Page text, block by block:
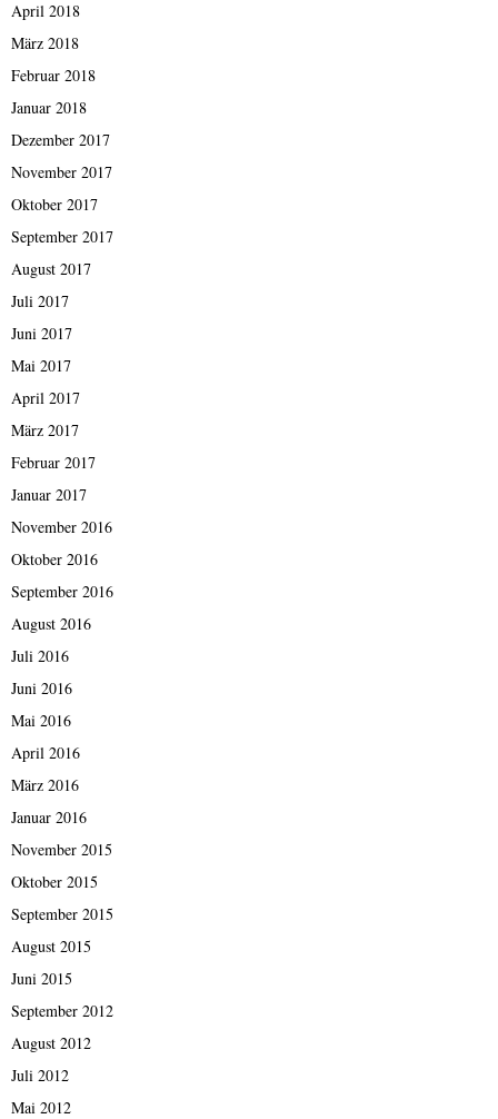
April 2018
März 2018
Februar 2018
Januar 2018
Dezember 2017
November 2017
Oktober 2017
September 2017
August 2017
Juli 2017
Juni 2017
Mai 2017
April 2017
März 2017
Februar 2017
Januar 2017
November 2016
Oktober 2016
September 2016
August 2016
Juli 2016
Juni 2016
Mai 2016
April 2016
März 2016
Januar 2016
November 2015
Oktober 2015
September 2015
August 2015
Juni 2015
September 2012
August 2012
Juli 2012
Mai 2012